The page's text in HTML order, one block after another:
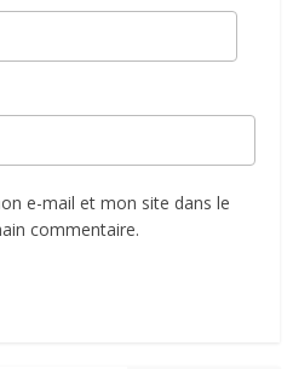
e-mail et mon site dans le
commentaire.